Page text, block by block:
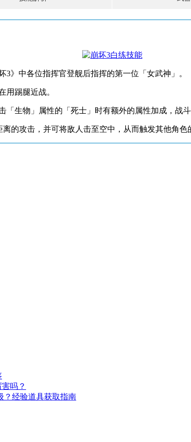
》中各位指挥官登舰后指挥的第一位「女武神」。
用踢腿近战。
生物」属性的「死士」时有额外的属性加成，战斗
的攻击，并可将敌人击至空中，从而触发其他角色
吗？
？经验道具获取指南